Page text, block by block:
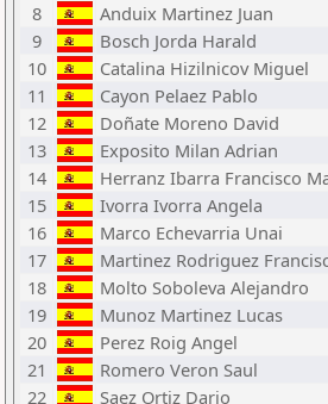
8
Anduix Martinez Juan
9
Bosch Jorda Harald
10
Catalina Hizilnicov Miguel
11
Cayon Pelaez Pablo
12
Doñate Moreno David
13
Exposito Milan Adrian
14
Herranz Ibarra Francisco
15
Ivorra Ivorra Angela
16
Marco Echevarria Unai
17
Martinez Rodriguez
18
Molto Soboleva Alejandro
19
Munoz Martinez Lucas
20
Perez Roig Angel
21
Romero Veron Saul
22
Saez Ortiz Dario